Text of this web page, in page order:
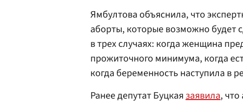
Ямбултова объяснила, что
аборты, которые возможно будет
в трех случаях: когда женщина
прожиточного минимума, когда
когда беременность наступила в
Ранее депутат Буцкаязаявила,